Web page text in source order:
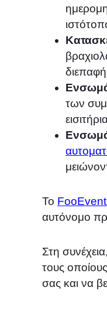
των
Το
αυτόνομο
Στη
τους
σας και να